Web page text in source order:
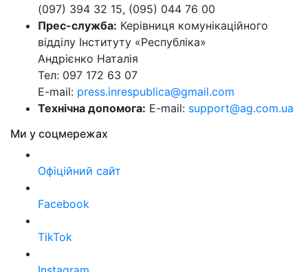
(097) 394 32 15, (095) 044 76 00
Прес-служба: Керівниця комунікаційного
відділу Інституту «Республіка»
Андрієнко Наталія
Тел: 097 172 63 07
E-mail: press.inrespublica@gmail.com
Технічна допомога: E-mail: support@ag.com.ua
Ми у соцмережах
Офіційний сайт
Facebook
TikTok